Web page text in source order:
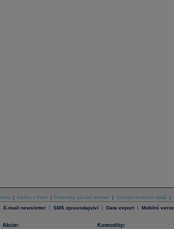
Kariéra v Patrii Podmínky užívání stránek Ochrana osobních údajů
E-mail newsletter | SMS zpravodajství | Data export | Mobilní verze
Akcie: Komodity: